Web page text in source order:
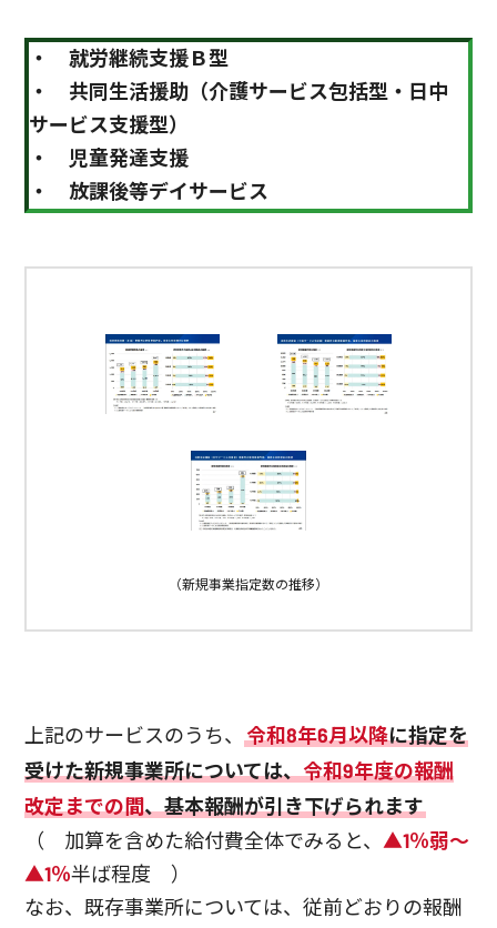
・ 就労継続支援Ｂ型
・ 共同生活援助（介護サービス包括型・日中
サービス支援型）
・ 児童発達支援
・ 放課後等デイサービス
（新規事業指定数の推移）
上記のサービスのうち、令和8年6月以降に指定を
受けた新規事業所については、令和9年度の報酬
改定までの間、基本報酬が引き下げられます
（ 加算を含めた給付費全体でみると、▲1％弱～
▲1％半ば程度 ）
なお、既存事業所については、従前どおりの報酬